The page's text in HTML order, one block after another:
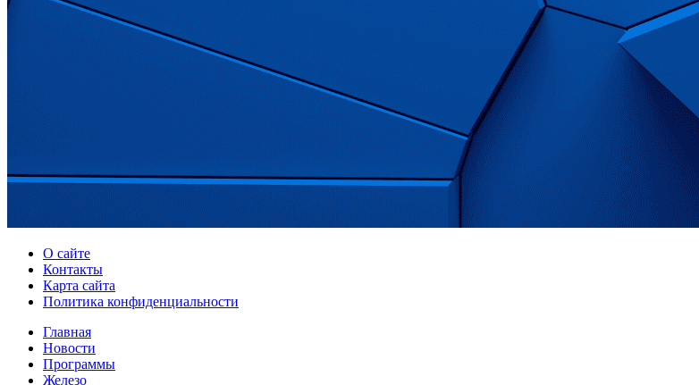
О сайте
Контакты
Карта сайта
Политика конфиденциальности
Главная
Новости
Программы
Железо